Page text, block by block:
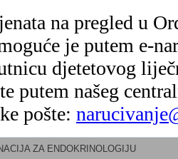
na pregled u
je putem e-
djetetovog
putem našeg
pošte:
ZA ENDOKRINOLOGIJU